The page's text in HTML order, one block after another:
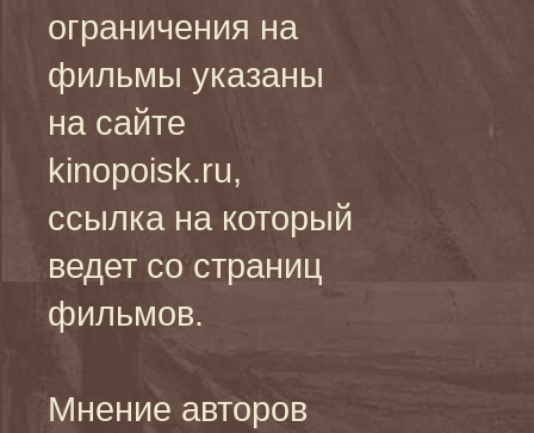
ограничения на
фильмы указаны
на сайте
kinopoisk.ru,
ссылка на который
ведет со страниц
фильмов.
Мнение авторов